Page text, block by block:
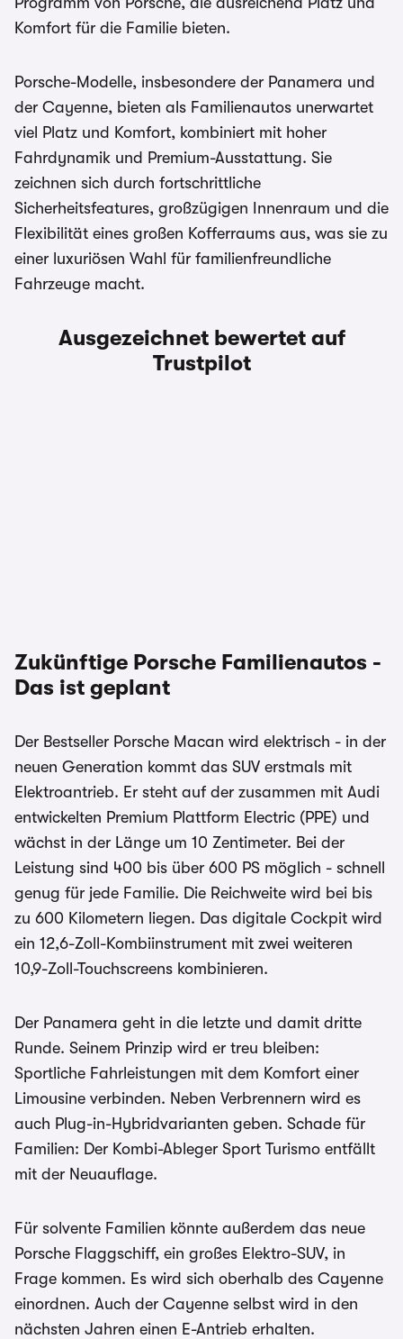
Komfort für die Familie bieten.
Porsche-Modelle, insbesondere der Panamera und
der Cayenne, bieten als Familienautos unerwartet
viel Platz und Komfort, kombiniert mit hoher
Fahrdynamik und Premium-Ausstattung. Sie
zeichnen sich durch fortschrittliche
Sicherheitsfeatures, großzügigen Innenraum und die
Flexibilität eines großen Kofferraums aus, was sie zu
einer luxuriösen Wahl für familienfreundliche
Fahrzeuge macht.
Ausgezeichnet bewertet auf
Trustpilot
Zukünftige Porsche Familienautos -
Das ist geplant
Der Bestseller Porsche Macan wird elektrisch - in der
neuen Generation kommt das SUV erstmals mit
Elektroantrieb. Er steht auf der zusammen mit Audi
entwickelten Premium Plattform Electric (PPE) und
wächst in der Länge um 10 Zentimeter. Bei der
Leistung sind 400 bis über 600 PS möglich - schnell
genug für jede Familie. Die Reichweite wird bei bis
zu 600 Kilometern liegen. Das digitale Cockpit wird
ein 12,6-Zoll-Kombiinstrument mit zwei weiteren
10,9-Zoll-Touchscreens kombinieren.
Der Panamera geht in die letzte und damit dritte
Runde. Seinem Prinzip wird er treu bleiben:
Sportliche Fahrleistungen mit dem Komfort einer
Limousine verbinden. Neben Verbrennern wird es
auch Plug-in-Hybridvarianten geben. Schade für
Familien: Der Kombi-Ableger Sport Turismo entfällt
mit der Neuauflage.
Für solvente Familien könnte außerdem das neue
Porsche Flaggschiff, ein großes Elektro-SUV, in
Frage kommen. Es wird sich oberhalb des Cayenne
einordnen. Auch der Cayenne selbst wird in den
nächsten Jahren einen E-Antrieb erhalten.